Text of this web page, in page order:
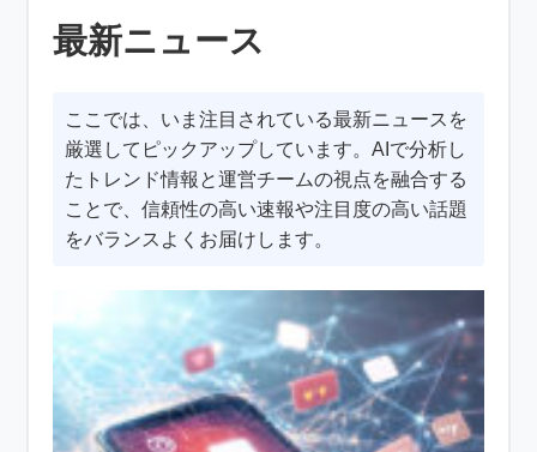
最新ニュース
ここでは、いま注目されている最新ニュースを
厳選してピックアップしています。AIで分析し
たトレンド情報と運営チームの視点を融合する
ことで、信頼性の高い速報や注目度の高い話題
をバランスよくお届けします。